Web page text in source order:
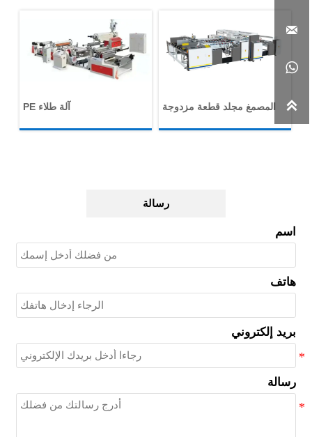
آلة طلاء PE المصمغ مجلد قطعة مزدوجة
رسالة
اسم
هاتف
بريد إلكتروني
رسالة


